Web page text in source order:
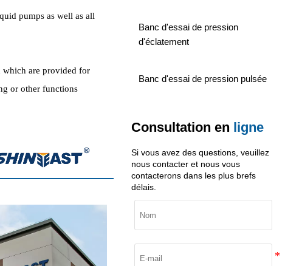
pumps as well as all
which are provided for
or other functions
Banc d'essai de pression
d'éclatement
Banc d'essai de pression pulsée
Consultation en ligne
Si vous avez des questions, veuillez
nous contacter et nous vous
contacterons dans les plus brefs
délais.